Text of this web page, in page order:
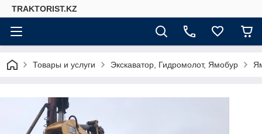
TRAKTORIST.KZ
Товары и услуги Экскаватор, Гидромолот, Ямобур